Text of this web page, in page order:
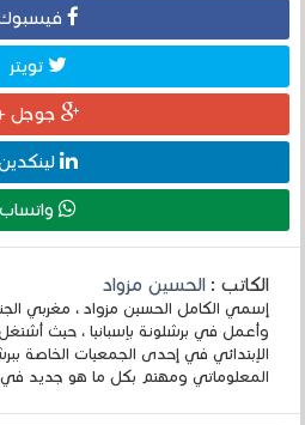
تويتر
جوجل
واتساب
الكاتب :الحسين مزواد
وأعمل في برشلونة بإسبانيا ، حيث
الإبتدائي في إحدى الجمعيات الخاصة
المعلوماتي ومهتم بكل ما هو جديد في